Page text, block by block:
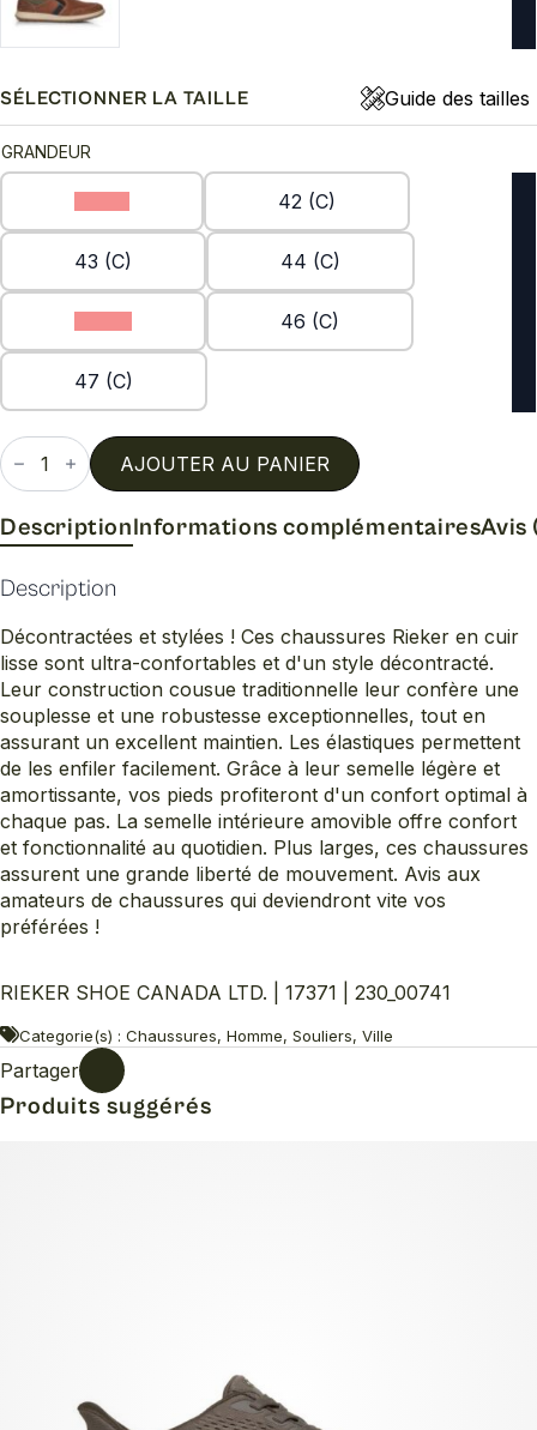
SÉLECTIONNER LA TAILLE Guide des tailles
GRANDEUR
42 (C)
43 (C) 44 (C)
46 (C)
47 (C)
quantité
de
17371
AJOUTER AU PANIER
DescriptionInformations complémentairesAvis
Description
Décontractées et stylées ! Ces chaussures Rieker en cuir
lisse sont ultra-confortables et d'un style décontracté.
Leur construction cousue traditionnelle leur confère une
souplesse et une robustesse exceptionnelles, tout en
assurant un excellent maintien. Les élastiques permettent
de les enfiler facilement. Grâce à leur semelle légère et
amortissante, vos pieds profiteront d'un confort optimal à
chaque pas. La semelle intérieure amovible offre confort
et fonctionnalité au quotidien. Plus larges, ces chaussures
assurent une grande liberté de mouvement. Avis aux
amateurs de chaussures qui deviendront vite vos
préférées !
RIEKER SHOE CANADA LTD. | 17371 | 230_00741
Categorie(s) : Chaussures, Homme, Souliers, Ville
Partager
Produits suggérés